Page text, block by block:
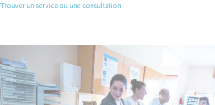
Trouver un service ou une consultation